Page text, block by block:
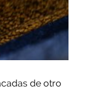
de otro